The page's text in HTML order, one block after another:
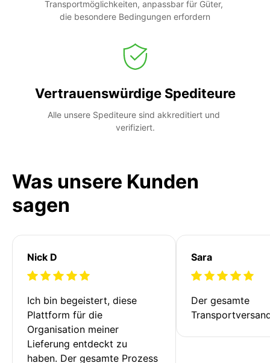
Transportmöglichkeiten, anpassbar für Güter,
die besondere Bedingungen erfordern
Vertrauenswürdige Spediteure
Alle unsere Spediteure sind akkreditiert und
verifiziert.
Was unsere Kunden
sagen
Nick D
Ich bin begeistert, diese
Plattform für die
Organisation meiner
Lieferung entdeckt zu
haben. Der gesamte Prozess
Sara
Der gesamte